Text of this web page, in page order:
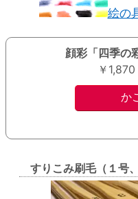
絵の
顔彩「四季の
￥1,870
すりこみ刷毛（１号